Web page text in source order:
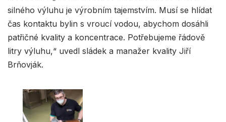
silného výluhu je výrobním tajemstvím. Musí se hlídat
čas kontaktu bylin s vroucí vodou, abychom dosáhli
patřičné kvality a koncentrace. Potřebujeme řádově
litry výluhu,“ uvedl sládek a manažer kvality Jiří
Brňovják.